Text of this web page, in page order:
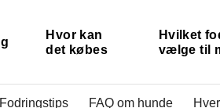
Hvor kan
det købes
Hvilket
vælge til
Fodringstips FAQ om hunde